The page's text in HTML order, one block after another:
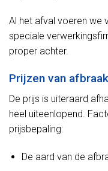
Al het afval voeren we
speciale
proper achter.
Prijzen van
De prijs is uiteraard
heel uiteenlopend.
prijsbepaling:
De aard van de